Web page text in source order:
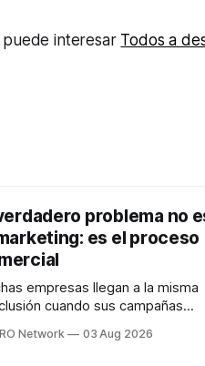
puede interesar Todos a
problema no
es el proceso
empresas llegan a la misma
cuando sus campañas
no funciona". Sin embargo,
Network 03 Aug 2026